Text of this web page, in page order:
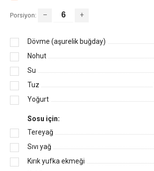
Porsiyon: – +
Dövme (aşurelik buğday)
Nohut
Su
Tuz
Yoğurt
Sosu için:
Tereyağ
Sıvı yağ
Kırık yufka ekmeği